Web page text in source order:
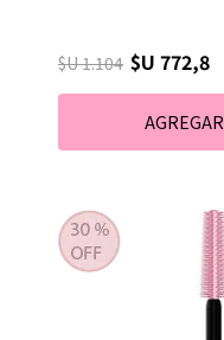
$U 1.104 $U 772,8